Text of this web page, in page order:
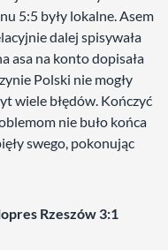
5:5 były lokalne. Asem
dalej spisywała
asa na konto dopisała
Polski nie mogły
wiele błędów. Kończyć
nie buło końca
swego, pokonując
Rzeszów 3:1